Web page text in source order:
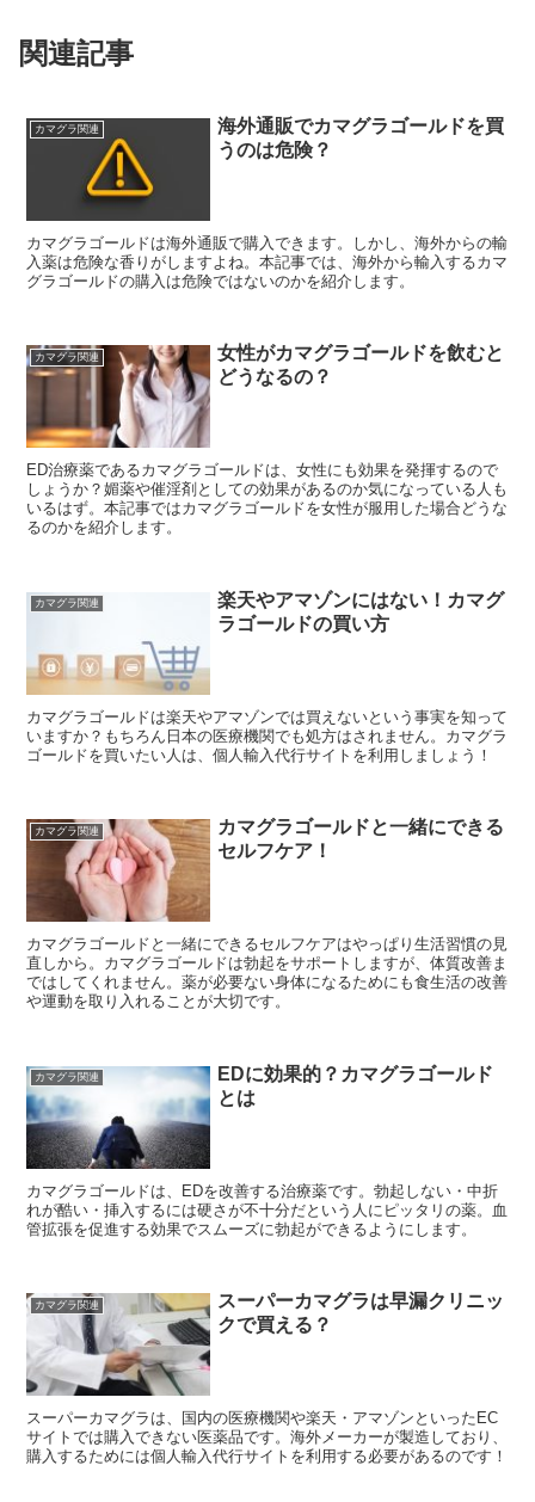
関連記事
カマグラ関連
海外通販でカマグラゴールドを買
うのは危険？
カマグラゴールドは海外通販で購入できます。しかし、海外からの輸
入薬は危険な香りがしますよね。本記事では、海外から輸入するカマ
グラゴールドの購入は危険ではないのかを紹介します。
カマグラ関連
女性がカマグラゴールドを飲むと
どうなるの？
ED治療薬であるカマグラゴールドは、女性にも効果を発揮するので
しょうか？媚薬や催淫剤としての効果があるのか気になっている人も
いるはず。本記事ではカマグラゴールドを女性が服用した場合どうな
るのかを紹介します。
カマグラ関連
楽天やアマゾンにはない！カマグ
ラゴールドの買い方
カマグラゴールドは楽天やアマゾンでは買えないという事実を知って
いますか？もちろん日本の医療機関でも処方はされません。カマグラ
ゴールドを買いたい人は、個人輸入代行サイトを利用しましょう！
カマグラ関連
カマグラゴールドと一緒にできる
セルフケア！
カマグラゴールドと一緒にできるセルフケアはやっぱり生活習慣の見
直しから。カマグラゴールドは勃起をサポートしますが、体質改善ま
ではしてくれません。薬が必要ない身体になるためにも食生活の改善
や運動を取り入れることが大切です。
カマグラ関連
EDに効果的？カマグラゴールド
とは
カマグラゴールドは、EDを改善する治療薬です。勃起しない・中折
れが酷い・挿入するには硬さが不十分だという人にピッタリの薬。血
管拡張を促進する効果でスムーズに勃起ができるようにします。
カマグラ関連
スーパーカマグラは早漏クリニッ
クで買える？
スーパーカマグラは、国内の医療機関や楽天・アマゾンといったEC
サイトでは購入できない医薬品です。海外メーカーが製造しており、
購入するためには個人輸入代行サイトを利用する必要があるのです！